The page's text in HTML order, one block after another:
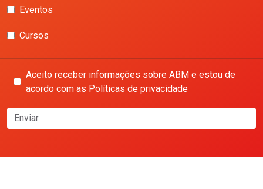
Eventos
Cursos
Aceito receber informações sobre ABM e estou de
acordo com as Políticas de privacidade
Enviar